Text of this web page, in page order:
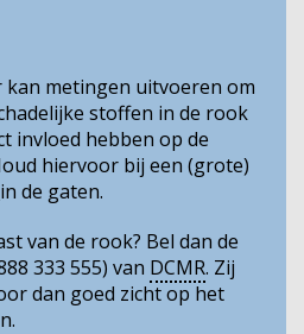
kan metingen uitvoeren om
stoffen in de rook
invloed hebben op de
hiervoor bij een (grote)
in de gaten.
van de rook? Bel dan de
333 555) van DCMR. Zij
dan goed zicht op het